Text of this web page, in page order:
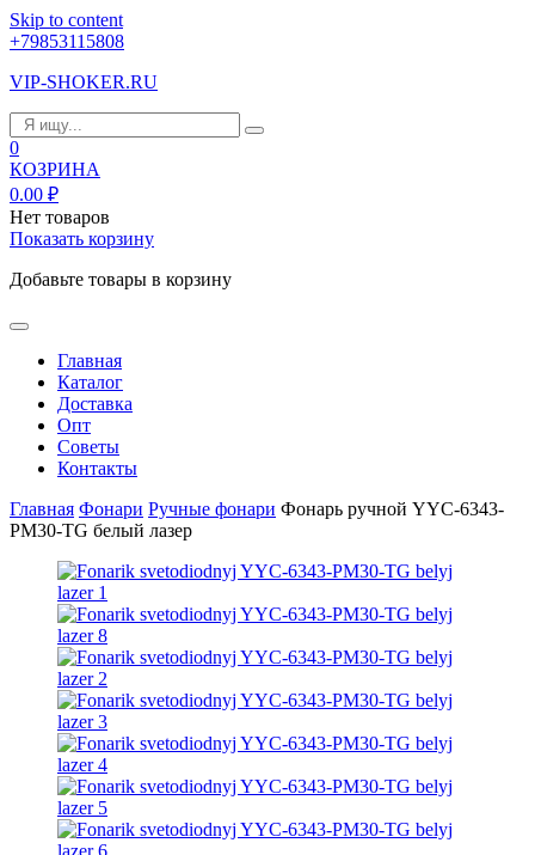
Skip to content
+79853115808
VIP-SHOKER.RU
0
КОЗРИНА
0.00 ₽
Нет товаров
Показать корзину
Добавьте товары в корзину
Главная
Каталог
Доставка
Опт
Советы
Контакты
Главная Фонари Ручные фонари Фонарь ручной YYC-6343-
PM30-TG белый лазер